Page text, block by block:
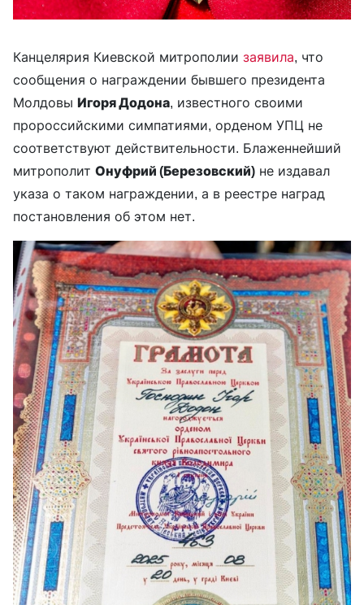
Канцелярия Киевской митрополии заявила, что
сообщения о награждении бывшего президента
Молдовы Игоря Додона, известного своими
пророссийскими симпатиями, орденом УПЦ не
соответствуют действительности. Блаженнейший
митрополит Онуфрий (Березовский) не издавал
указа о таком награждении, а в реестре наград
постановления об этом нет.